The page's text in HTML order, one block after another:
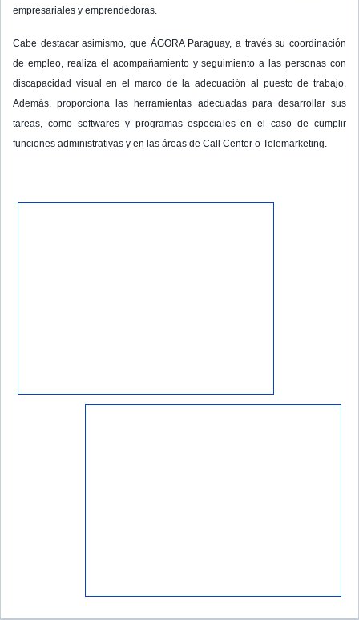
empresariales y emprendedoras.
Cabe destacar asimismo, que ÁGORA Paraguay, a través su coordinación
de empleo, realiza el acompañamiento y seguimiento a las personas con
discapacidad visual en el marco de la adecuación al puesto de trabajo,
Además, proporciona las herramientas adecuadas para desarrollar sus
tareas, como softwares y programas especiales en el caso de cumplir
funciones administrativas y en las áreas de Call Center o Telemarketing.